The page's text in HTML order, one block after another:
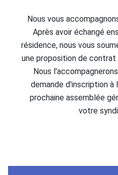
Nous vous
Après avoir échangé
résidence, nous vous
une proposition de contrat
Nous
demande d'inscription à
prochaine assemblée
votre